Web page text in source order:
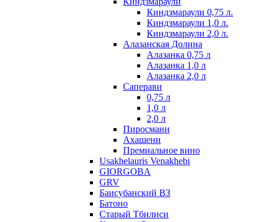
Киндзмараули 0,75 л.
Киндзмараули 1,0 л.
Киндзмараули 2,0 л.
Алазанская Долина
Алазанка 0,75 л
Алазанка 1,0 л
Алазанка 2,0 л
Саперави
0,75 л
1,0 л
2,0 л
Пиросмани
Ахашени
Премиальное вино
Usakhelauris Venakhebi
GIORGOBA
GRV
Баисубанский ВЗ
Батоно
Старый Тбилиси